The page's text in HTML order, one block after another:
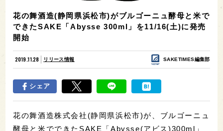
花の舞酒造(静岡県浜松市)がブルゴーニュ酵母と米で
できたSAKE「Abysse 300ml」を11/16(土)に発売
開始
2019.11.28 リリース情報 SAKETIMES編集部
シェア
花の舞酒造株式会社(静岡県浜松市)が、ブルゴーニュ
酵母と米でできたSAKE「Abysse(アビス)300ml」